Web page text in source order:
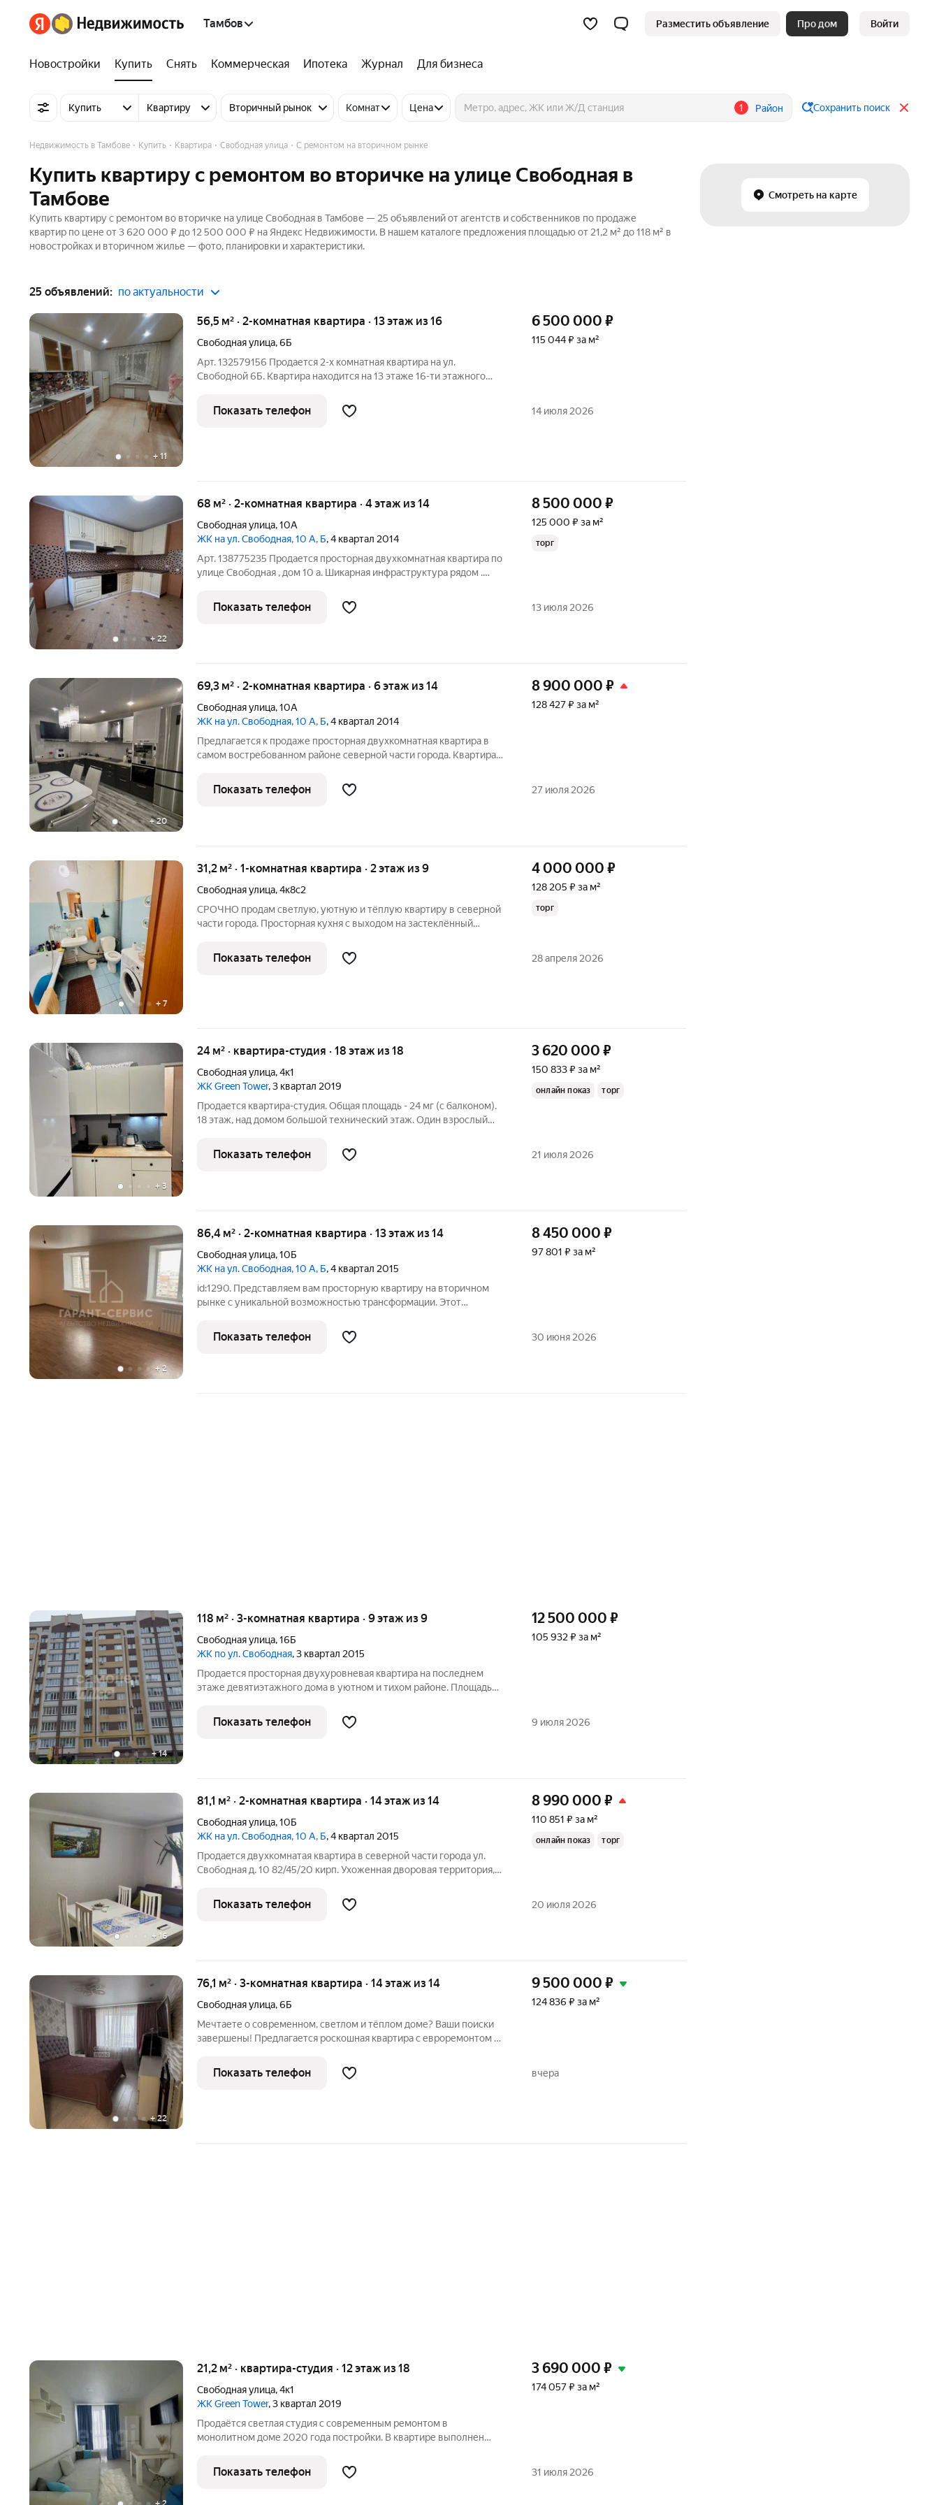
Тамбов Разместить объявление Про дом Войти
Новостройки Купить Снять Коммерческая Ипотека Журнал Для бизнеса
Купить Квартиру Вторичный рынок Комнат Цена 1 Район Сохранить поиск
Смотреть на карте
Недвижимость в Тамбове Купить Квартира Свободная улица С ремонтом на вторичном рынке
Купить квартиру с ремонтом во вторичке на улице Свободная в
Тамбове
Купить квартиру с ремонтом во вторичке на улице Свободная в Тамбове — 25 объявлений от агентств и собственников по продаже
квартир по цене от 3 620 000 ₽ до 12 500 000 ₽ на Яндекс Недвижимости. В нашем каталоге предложения площадью от 21,2 м² до 118 м² в
новостройках и вторичном жилье — фото, планировки и характеристики.
25 объявлений: по актуальности
+ 11
56,5 м² · 2-комнатная квартира · 13 этаж из 16
Свободная улица,6Б
Арт. 132579156 Продается 2-х комнатная квартира на ул.
Свободной 6Б. Квартира находится на 13 этаже 16-ти этажного
общей площадью 56.5 м2, комнаты расположены на две стороны,
окна выходят во двор и на
6 500 000 ₽
115 044 ₽ за м²
Показать телефон 14 июля 2026
+ 22
68 м² · 2-комнатная квартира · 4 этаж из 14
Свободная улица,10А
ЖК на ул. Свободная, 10 А, Б, 4 квартал 2014
Арт. 138775235 Продается просторная двухкомнатная квартира по
улице Свободная , дом 10 а. Шикарная инфраструктура рядом .
Удобное расположение этажа , 4 из 14. Два лифта в доме . Рядом
кафе Дебют
8 500 000 ₽
125 000 ₽ за м²
торг
Показать телефон 13 июля 2026
+20
69,3 м² · 2-комнатная квартира · 6 этаж из 14
Свободная улица,10А
ЖК на ул. Свободная, 10 А, Б, 4 квартал 2014
Предлагается к продаже просторная двухкомнатная квартира в
самом востребованном районе северной части города. Квартира с
расположение комнат на разные стороны, есть гардеробная.
Раздельный
8 900 000 ₽
128 427 ₽ за м²
Показать телефон 27 июля 2026
+ 7
31,2 м² · 1-комнатная квартира · 2 этаж из 9
Свободная улица,4к8с2
СРОЧНО продам светлую, уютную и тёплую квартиру в северной
части города. Просторная кухня с выходом на застеклённый
установки гардеробной или оборудования спальной зоны. С/у
совмещён. Тихие,
4 000 000 ₽
128 205 ₽ за м²
торг
Показать телефон 28 апреля 2026
+ 3
24 м² · квартира-студия · 18 этаж из 18
Свободная улица,4к1
ЖК Green Tower, 3 квартал 2019
Продается квартира-студия. Общая площадь - 24 мг (с балконом).
18 этаж, над домом большой технический этаж. Один взрослый
регулятором тепла, на воду установлены счётчики. Небольшие
коммунальные
3 620 000 ₽
150 833 ₽ за м²
онлайн показ торг
Показать телефон 21 июля 2026
+2
86,4 м² · 2-комнатная квартира · 13 этаж из 14
Свободная улица,10Б
ЖК на ул. Свободная, 10 А, Б, 4 квартал 2015
id:1290. Представляем вам просторную квартиру на вторичном
рынке с уникальной возможностью трансформации. Этот
жильё расположено на комфортном 13-м этаже. Общая площадь
составляет 86,4 кв. м.
8 450 000 ₽
97 801 ₽ за м²
Показать телефон 30 июня 2026
+14
118 м² · 3-комнатная квартира · 9 этаж из 9
Свободная улица,16Б
ЖК по ул. Свободная, 3 квартал 2015
Продается просторная двухуровневая квартира на последнем
этаже девятиэтажного дома в уютном и тихом районе. Площадь
вкусу: на первом уровне расположены уютная кухня-гостинная,
раздельный
12 500 000 ₽
105 932 ₽ за м²
Показать телефон 9 июля 2026
+ 16
81,1 м² · 2-комнатная квартира · 14 этаж из 14
Свободная улица,10Б
ЖК на ул. Свободная, 10 А, Б, 4 квартал 2015
Продaeтся двухкомнатая квартирa в северной чaсти гopoда ул.
Свободная д. 10 82/45/20 кирп. Ухоженная дворовая теppитopия,
Порядочные соседи. B кваpтире выполнeн кaчеcтвенный рeмoнт,
теплый пол,
8 990 000 ₽
110 851 ₽ за м²
онлайн показ торг
Показать телефон 20 июля 2026
+22
76,1 м² · 3-комнатная квартира · 14 этаж из 14
Свободная улица,6Б
Мечтаете о современном, светлом и тёплом доме? Ваши поиски
завершены! Предлагается роскошная квартира с евроремонтом в
жильё, а готовое пространство для комфортной жизни с
безупречным вкусом.
9 500 000 ₽
124 836 ₽ за м²
Показать телефон вчера
21,2 м² · квартира-студия · 12 этаж из 18
Свободная улица,4к1
ЖК Green Tower, 3 квартал 2019
Продаётся светлая студия с современным ремонтом в
монолитном доме 2020 года постройки. В квартире выполнен
Кухня оборудована стильным гарнитуром и холодильником, есть
выход на балкон с
3 690 000 ₽
174 057 ₽ за м²
Показать телефон 31 июля 2026